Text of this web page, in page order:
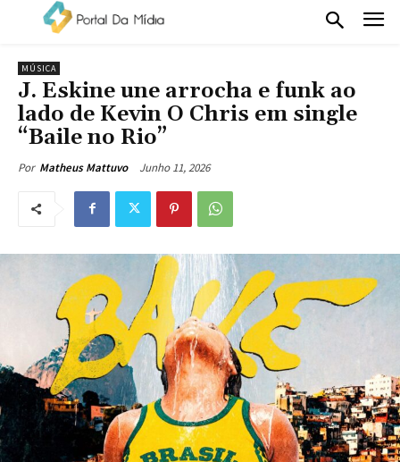
MÚSICA
J. Eskine une arrocha e funk ao
lado de Kevin O Chris em single
“Baile no Rio”
Por Matheus Mattuvo Junho 11, 2026